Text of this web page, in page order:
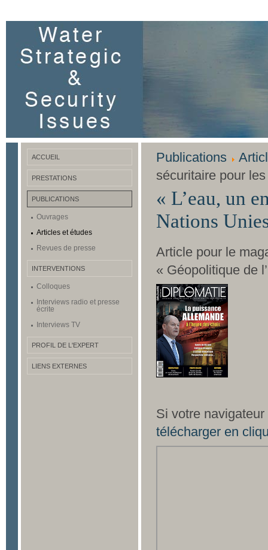
ACCUEIL
PRESTATIONS
PUBLICATIONS
Ouvrages
Articles et études
Revues de presse
INTERVENTIONS
Colloques
Interviews radio et presse
écrite
Interviews TV
PROFIL DE L'EXPERT
LIENS EXTERNES
Publications
sécuritaire pour
« L’eau, un
Nations
Article pour le
« Géopolitique de
Si votre
télécharger en